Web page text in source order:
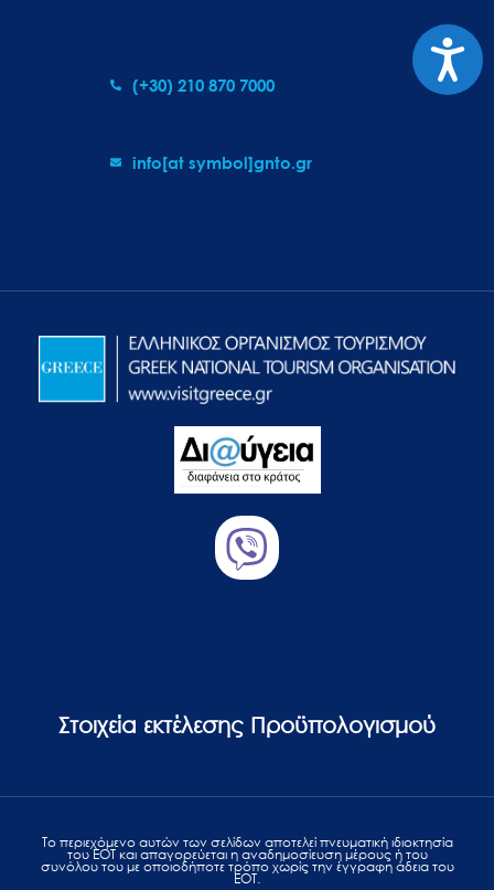
(+30) 210 870 7000
info[at symbol]gnto.gr
Στοιχεία εκτέλεσης Προϋπολογισμού
Το περιεχόμενο αυτών των σελίδων αποτελεί πvευματική ιδιοκτησία
του ΕΟΤ και απαγορεύεται η αναδημοσίευση μέρους ή του
συνόλου του με οποιοδήποτε τρόπο χωρίς την έγγραφη άδεια του
ΕΟΤ.